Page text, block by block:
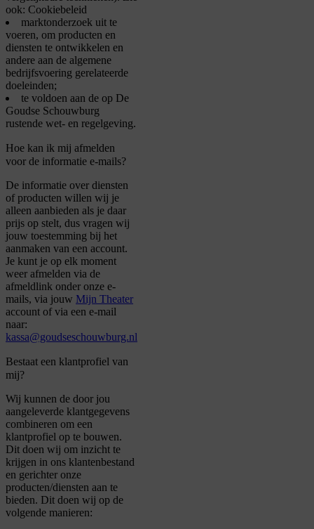
ook: Cookiebeleid
marktonderzoek uit te
voeren, om producten en
diensten te ontwikkelen en
andere aan de algemene
bedrijfsvoering gerelateerde
doeleinden;
te voldoen aan de op De
Goudse Schouwburg
rustende wet- en regelgeving.
Hoe kan ik mij afmelden
voor de informatie e-mails?
De informatie over diensten
of producten willen wij je
alleen aanbieden als je daar
prijs op stelt, dus vragen wij
jouw toestemming bij het
aanmaken van een account.
Je kunt je op elk moment
weer afmelden via de
afmeldlink onder onze e-
mails, via jouw Mijn Theater
account of via een e-mail
naar:
kassa@goudseschouwburg.nl
Bestaat een klantprofiel van
mij?
Wij kunnen de door jou
aangeleverde klantgegevens
combineren om een
klantprofiel op te bouwen.
Dit doen wij om inzicht te
krijgen in ons klantenbestand
en gerichter onze
producten/diensten aan te
bieden. Dit doen wij op de
volgende manieren: